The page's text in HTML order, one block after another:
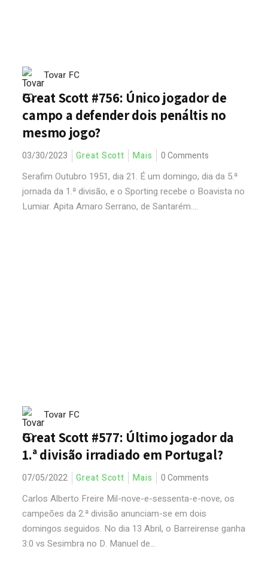
Tovar FC
Great Scott #756: Único jogador de
campo a defender dois penáltis no
mesmo jogo?
03/30/2023 Great Scott Mais 0 Comments
Serafim Outubro 1951, dia 21. É um domingo, dia da 5.ª
jornada da 1.ª divisão, e o Sporting recebe o Boavista no
Lumiar. Apita Amaro Serrano, de Santarém....
Tovar FC
Great Scott #577: Último jogador da
1.ª divisão irradiado em Portugal?
07/05/2022 Great Scott Mais 0 Comments
Carlos Alberto Freire Mil-nove-e-sessenta-e-nove, os
campeões da 2.ª divisão anunciam-se em dois
domingos seguidos. No dia 13 Abril, o Barreirense ganha
3:0 vs Sesimbra no D. Manuel de...